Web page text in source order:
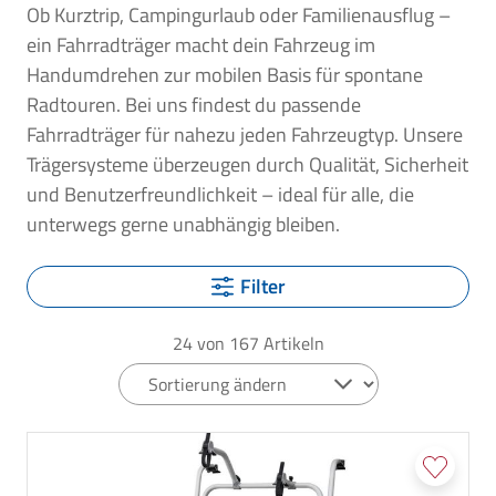
Ob Kurztrip, Campingurlaub oder Familienausflug –
ein Fahrradträger macht dein Fahrzeug im
Handumdrehen zur mobilen Basis für spontane
Radtouren. Bei uns findest du passende
Fahrradträger für nahezu jeden Fahrzeugtyp. Unsere
Trägersysteme überzeugen durch Qualität, Sicherheit
und Benutzerfreundlichkeit – ideal für alle, die
unterwegs gerne unabhängig bleiben.
Filter
24von 167 Artikeln